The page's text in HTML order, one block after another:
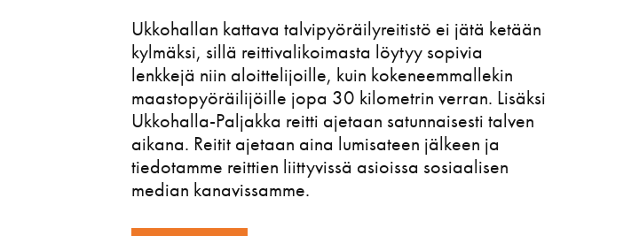
Ukkohallan kattava talvipyöräilyreitistö ei jätä ketään
kylmäksi, sillä reittivalikoimasta löytyy sopivia
lenkkejä niin aloittelijoille, kuin kokeneemmallekin
maastopyöräilijöille jopa 30 kilometrin verran. Lisäksi
Ukkohalla-Paljakka reitti ajetaan satunnaisesti talven
aikana. Reitit ajetaan aina lumisateen jälkeen ja
tiedotamme reittien liittyvissä asioissa sosiaalisen
median kanavissamme.